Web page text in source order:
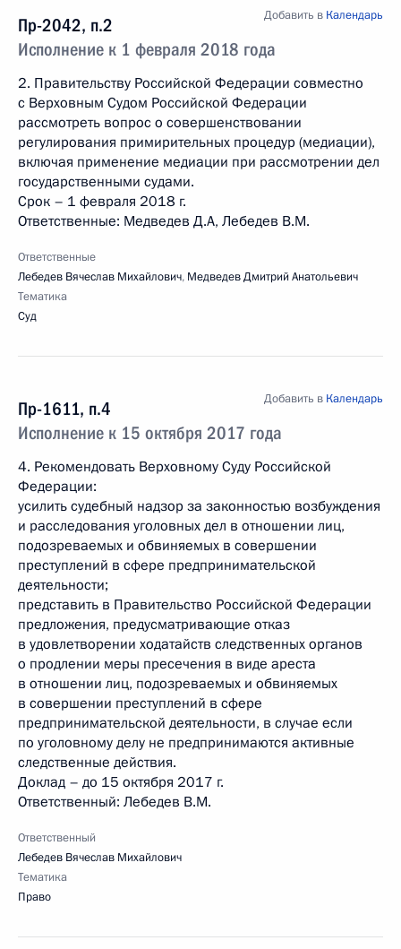
Пр-2042, п.2
Исполнение к 1 февраля 2018 года
Добавить в Календарь
2. Правительству Российской Федерации совместно
с Верховным Судом Российской Федерации
рассмотреть вопрос о совершенствовании
регулирования примирительных процедур (медиации),
включая применение медиации при рассмотрении дел
государственными судами.
Срок – 1 февраля 2018 г.
Ответственные: Медведев Д.А, Лебедев В.М.
Ответственные
Лебедев Вячеслав Михайлович, Медведев Дмитрий Анатольевич
Тематика
Суд
Пр-1611, п.4
Исполнение к 15 октября 2017 года
Добавить в Календарь
4. Рекомендовать Верховному Суду Российской
Федерации:
усилить судебный надзор за законностью возбуждения
и расследования уголовных дел в отношении лиц,
подозреваемых и обвиняемых в совершении
преступлений в сфере предпринимательской
деятельности;
представить в Правительство Российской Федерации
предложения, предусматривающие отказ
в удовлетворении ходатайств следственных органов
о продлении меры пресечения в виде ареста
в отношении лиц, подозреваемых и обвиняемых
в совершении преступлений в сфере
предпринимательской деятельности, в случае если
по уголовному делу не предпринимаются активные
следственные действия.
Доклад – до 15 октября 2017 г.
Ответственный: Лебедев В.М.
Ответственный
Лебедев Вячеслав Михайлович
Тематика
Право